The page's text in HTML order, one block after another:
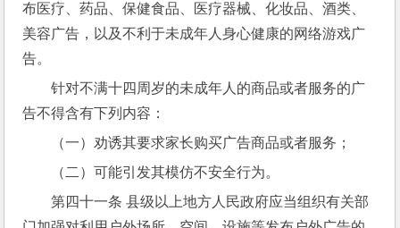
布医疗、药品、保健食品、医疗器械、化妆品、酒类、
美容广告，以及不利于未成年人身心健康的网络游戏广
告。
针对不满十四周岁的未成年人的商品或者服务的广
告不得含有下列内容：
（一）劝诱其要求家长购买广告商品或者服务；
（二）可能引发其模仿不安全行为。
第四十一条 县级以上地方人民政府应当组织有关部